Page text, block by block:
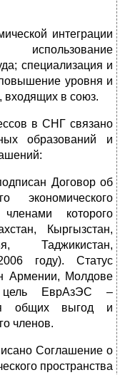
интеграции
специализация и
уровня и
входящих в союз.
в СНГ связано
образований и
Договор об
эконо­мического
которого
Кыргызстан,
Таджикистан,
году). Статус
Армении, Молдове
ЕврАзЭС –
общих выгод и
членов.
Соглашение о
пространства